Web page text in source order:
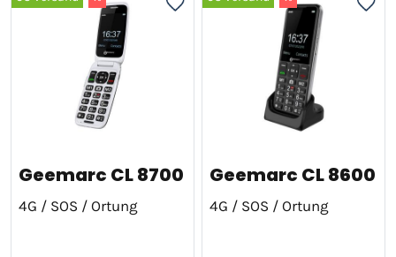
Geemarc CL 8700
4G / SOS / Ortung
Geemarc CL 8600
4G / SOS / Ortung